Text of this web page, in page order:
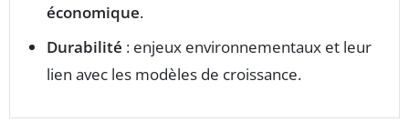
économique.
Durabilité : enjeux environnementaux et leur
lien avec les modèles de croissance.